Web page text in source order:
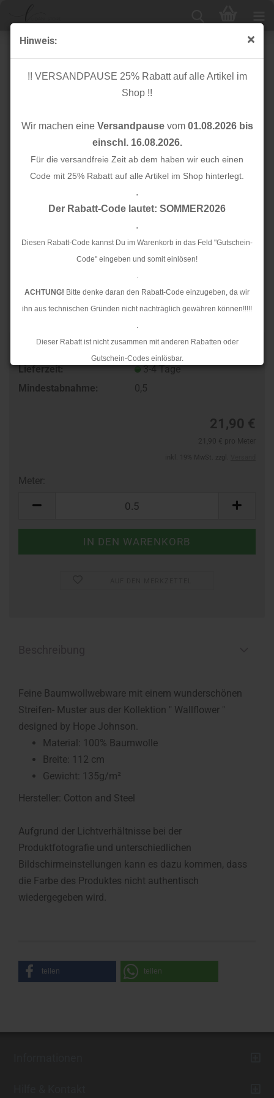
Hinweis:
!! VERSANDPAUSE 25% Rabatt auf alle Artikel im
Shop !!
Wir machen eine Versandpausevom 01.08.2026 bis
einschl. 16.08.2026.
Für die versandfreie Zeit ab dem haben wir euch einen
Code mit 25% Rabatt auf alle Artikel im Shop hinterlegt.
.
Der Rabatt-Code lautet: SOMMER2026
.
Diesen Rabatt-Code kannst Du im Warenkorb in das Feld "Gutschein-
Code" eingeben und somit einlösen!
.
ACHTUNG! Bitte denke daran den Rabatt-Code einzugeben, da wir
ihn aus technischen Gründen nicht nachträglich gewähren können!!!!!
.
Dieser Rabatt ist nicht zusammen mit anderen Rabatten oder
Gutschein-Codes einlösbar.
.
Ab dem 17.08.2026 versenden wir wieder wie gewohnt. Aufgrund des
Baumwolle - Painterly Stripes - sky blue - Wallflower -
Cotton and Steel
Lieferzeit:
3-4 Tage
Mindestabnahme:
0,5
21,90 €
Meter:
Feine Baumwollwebware mit einem wunderschönen
Streifen- Muster aus der Kollektion " Wallflower "
designed by Hope Johnson.
Material: 100% Baumwolle
Breite: 112 cm
Gewicht: 135g/m²
Hersteller: Cotton and Steel
Aufgrund der Lichtverhältnisse bei der
Produktfotografie und unterschiedlichen
Bildschirmeinstellungen kann es dazu kommen, dass
die Farbe des Produktes nicht authentisch
wiedergegeben wird.
teilen teilen